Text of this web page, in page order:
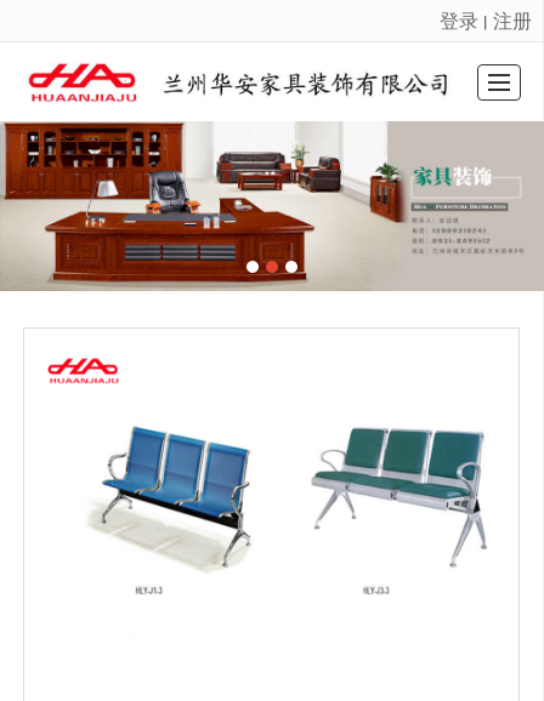
很遗憾，因您的浏览器版本过低导致无法获得最佳浏览体验，推荐下载安装谷歌浏览器！
登录 丨 注册
首页 公司简介 华安动态 产品图片